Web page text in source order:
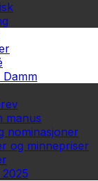
Damm
manus
nominasjoner
og minnepriser